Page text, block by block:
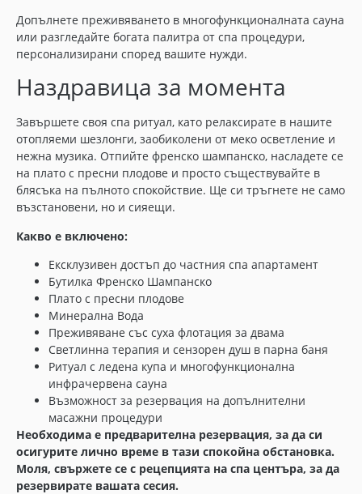
Допълнете преживяването в многофункционалната сауна
или разгледайте богата палитра от спа процедури,
персонализирани според вашите нужди.
Наздравица за момента
Завършете своя спа ритуал, като релаксирате в нашите
отопляеми шезлонги, заобиколени от меко осветление и
нежна музика. Отпийте френско шампанско, насладете се
на плато с пресни плодове и просто съществувайте в
блясъка на пълното спокойствие. Ще си тръгнете не само
възстановени, но и сияещи.
Какво е включено:
Ексклузивен достъп до частния спа апартамент
Бутилка Френско Шампанско
Плато с пресни плодове
Минерална Вода
Преживяване със суха флотация за двама
Светлинна терапия и сензорен душ в парна баня
Ритуал с ледена купа и многофункционална
инфрачервена сауна
Възможност за резервация на допълнителни
масажни процедури
Необходима е предварителна резервация, за да си
осигурите лично време в тази спокойна обстановка.
Моля, свържете се с рецепцията на спа центъра, за да
резервирате вашата сесия.